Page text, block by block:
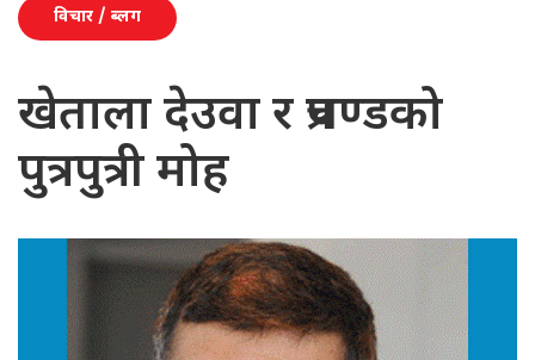
विचार / ब्लग
खेताला देउवा र प्रचण्डको
पुत्रपुत्री मोह